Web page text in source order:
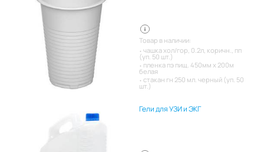
Товар в наличии:
чашка хол/гор, 0.2л, коричн., пп
(уп. 50 шт.)
пленка пэ пищ. 450мм х 200м
белая
стакан гн 250 мл. черный (уп. 50
шт.)
Гели для УЗИ и ЭКГ